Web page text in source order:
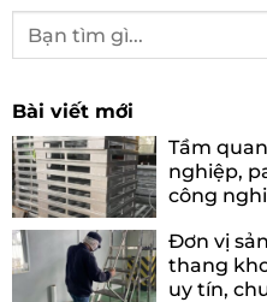
Bài viết mới
Tầm
nghiệp,
công
Đơn vị
thang
uy tín,